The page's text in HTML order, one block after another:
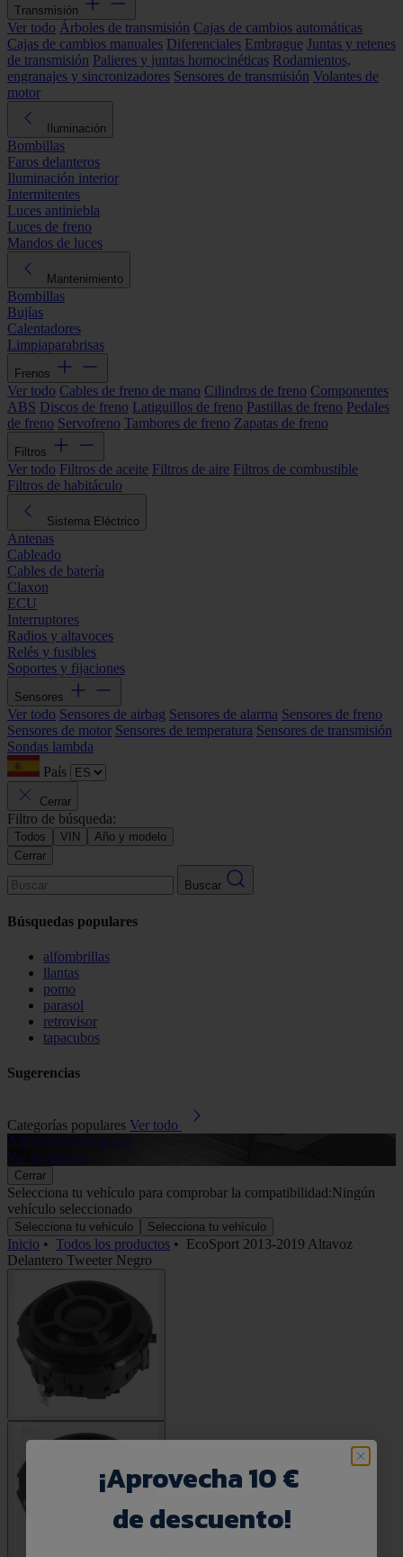
Transmisión
Ver todo Árboles de transmisión Cajas de cambios automáticas
Cajas de cambios manuales Diferenciales Embrague Juntas y retenes
de transmisión Palieres y juntas homocinéticas Rodamientos,
engranajes y sincronizadores Sensores de transmisión Volantes de
motor
Iluminación
Bombillas
Faros delanteros
Iluminación interior
Intermitentes
Luces antiniebla
Luces de freno
Mandos de luces
Mantenimiento
Bombillas
Bujías
Calentadores
Limpiaparabrisas
Frenos
Ver todo Cables de freno de mano Cilindros de freno Componentes
ABS Discos de freno Latiguillos de freno Pastillas de freno Pedales
de freno Servofreno Tambores de freno Zapatas de freno
Filtros
Ver todo Filtros de aceite Filtros de aire Filtros de combustible
Filtros de habitáculo
Sistema Eléctrico
Antenas
Cableado
Cables de batería
Claxon
ECU
Interruptores
Radios y altavoces
Relés y fusibles
Soportes y fijaciones
Sensores
Ver todo Sensores de airbag Sensores de alarma Sensores de freno
Sensores de motor Sensores de temperatura Sensores de transmisión
Sondas lambda
País
Cerrar
Filtro de búsqueda:
Todos VIN
Año y modelo
Cerrar
Buscar
Búsquedas populares
alfombrillas
llantas
pomo
parasol
retrovisor
tapacubos
Sugerencias
Categorías populares Ver todo
Alfombrillas de goma
Ver productos
Cerrar
Selecciona tu vehículo para comprobar la compatibilidad:Ningún
vehículo seleccionado
Selecciona tu vehículo Selecciona tu vehículo
Inicio • Todos los productos • EcoSport 2013-2019 Altavoz
Delantero Tweeter Negro
¡Aprovecha 10 €
de descuento!